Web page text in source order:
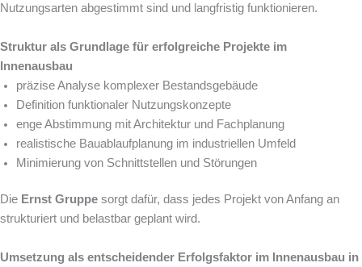
Nutzungsarten abgestimmt sind und langfristig funktionieren.
Struktur als Grundlage für erfolgreiche Projekte im
Innenausbau
präzise Analyse komplexer Bestandsgebäude
Definition funktionaler Nutzungskonzepte
enge Abstimmung mit Architektur und Fachplanung
realistische Bauablaufplanung im industriellen Umfeld
Minimierung von Schnittstellen und Störungen
Die Ernst Gruppe sorgt dafür, dass jedes Projekt von Anfang an
strukturiert und belastbar geplant wird.
Umsetzung als entscheidender Erfolgsfaktor im Innenausbau in